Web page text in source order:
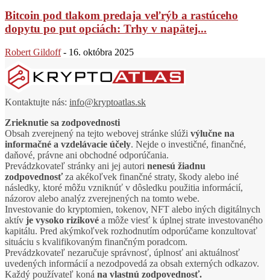
Bitcoin pod tlakom predaja veľrýb a rastúceho
dopytu po put opciách: Trhy v napätej...
Robert Gildoff - 16. októbra 2025
Kontaktujte nás: info@kryptoatlas.sk
Zrieknutie sa zodpovednosti
Obsah zverejnený na tejto webovej stránke slúži výlučne na
informačné a vzdelávacie účely. Nejde o investičné, finančné,
daňové, právne ani obchodné odporúčania.
Prevádzkovateľ stránky ani jej autori nenesú žiadnu
zodpovednosťza akékoľvek finančné straty, škody alebo iné
následky, ktoré môžu vzniknúť v dôsledku použitia informácií,
názorov alebo analýz zverejnených na tomto webe.
Investovanie do kryptomien, tokenov, NFT alebo iných digitálnych
aktív je vysoko rizikové a môže viesť k úplnej strate investovaného
kapitálu. Pred akýmkoľvek rozhodnutím odporúčame konzultovať
situáciu s kvalifikovaným finančným poradcom.
Prevádzkovateľ nezaručuje správnosť, úplnosť ani aktuálnosť
uvedených informácií a nezodpovedá za obsah externých odkazov.
Každý používateľ koná na vlastnú zodpovednosť.